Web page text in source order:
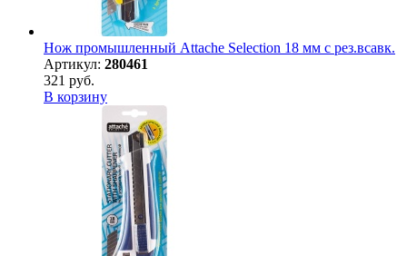
Нож промышленный Attache Selection 18 мм с рез.всавк.
Артикул: 280461
321 руб.
В корзину